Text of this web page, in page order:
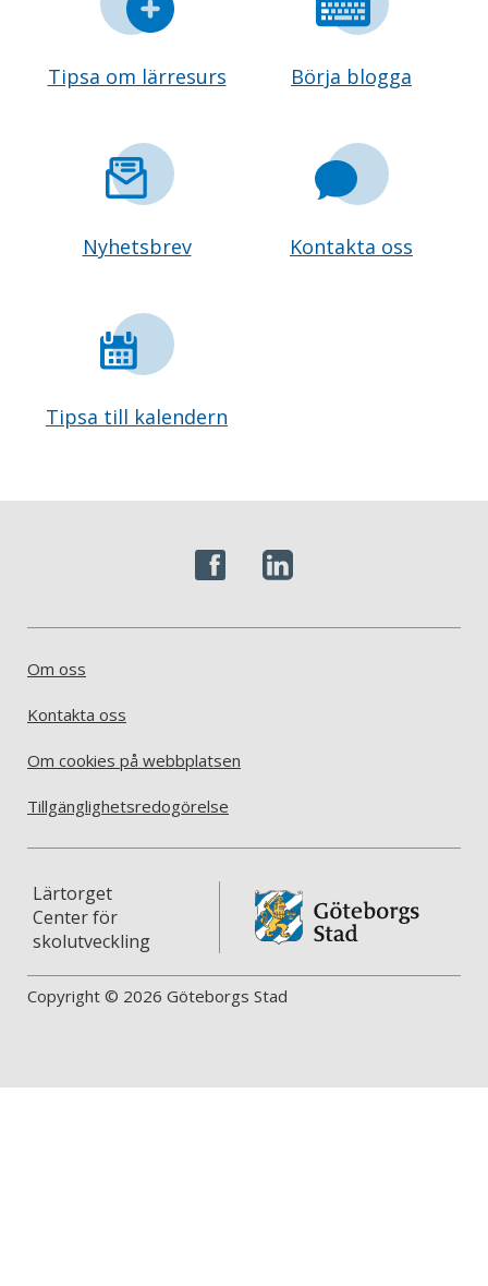
Tipsa om lärresurs Börja blogga
Nyhetsbrev Kontakta oss
Tipsa till kalendern
Om oss
Kontakta oss
Om cookies på webbplatsen
Tillgänglighetsredogörelse
Lärtorget
Center för
skolutveckling
Copyright © 2026 Göteborgs Stad